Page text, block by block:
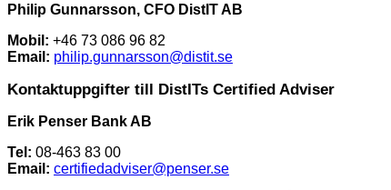
Philip Gunnarsson, CFO DistIT AB
Mobil: +46 73 086 96 82
Email: philip.gunnarsson@distit.se
Kontaktuppgifter till DistITs Certified Adviser
Erik Penser Bank AB
Tel: 08-463 83 00
Email: certifiedadviser@penser.se